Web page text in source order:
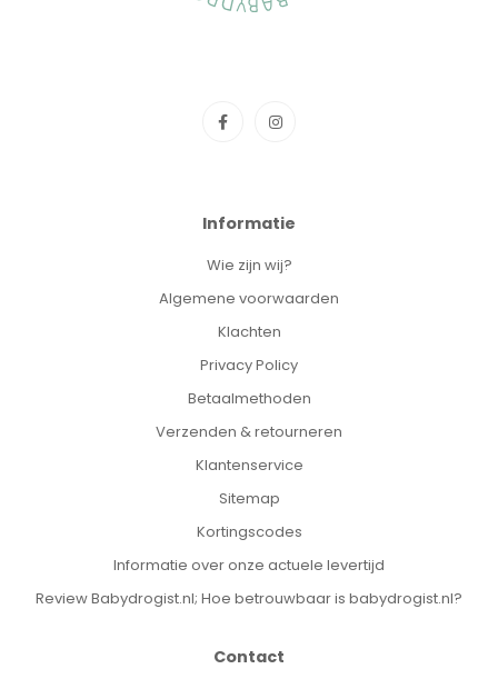
Informatie
Wie zijn wij?
Algemene voorwaarden
Klachten
Privacy Policy
Betaalmethoden
Verzenden & retourneren
Klantenservice
Sitemap
Kortingscodes
Informatie over onze actuele levertijd
Review Babydrogist.nl; Hoe betrouwbaar is babydrogist.nl?
Contact